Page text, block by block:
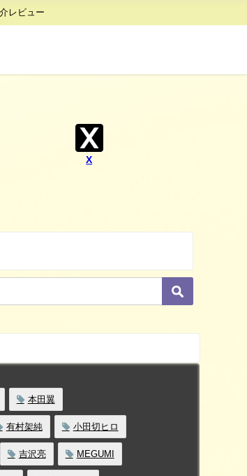
レビュー
X
本田翼
有村架純 小田切ヒロ
吉沢亮 MEGUMI